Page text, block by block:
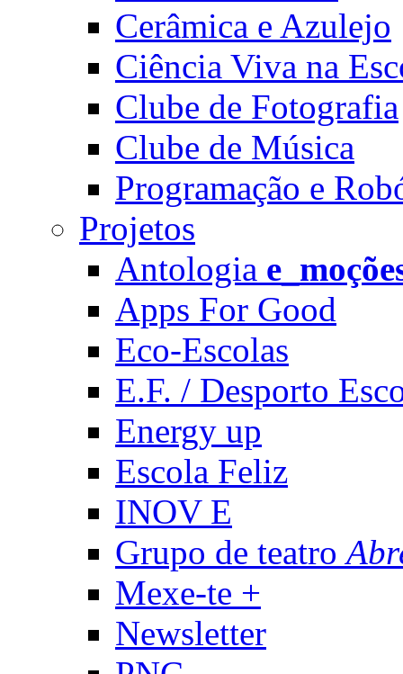
Cerâmica e Azulejo
Ciência Viva na
Clube de Fotografia
Clube de Música
Programação e
Projetos
Antologia
Apps For Good
Eco-Escolas
E.F. / Desporto
Energy up
Escola Feliz
INOV E
Grupo de teatro
Mexe-te +
Newsletter